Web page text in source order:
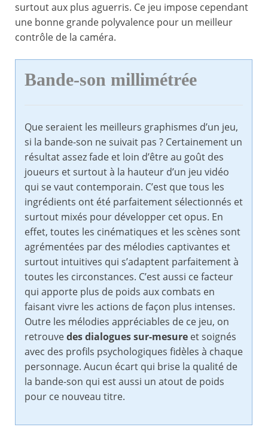
surtout aux plus aguerris. Ce jeu impose cependant
une bonne grande polyvalence pour un meilleur
contrôle de la caméra.
Bande-son millimétrée
Que seraient les meilleurs graphismes d’un jeu,
si la bande-son ne suivait pas ? Certainement un
résultat assez fade et loin d’être au goût des
joueurs et surtout à la hauteur d’un jeu vidéo
qui se vaut contemporain. C’est que tous les
ingrédients ont été parfaitement sélectionnés et
surtout mixés pour développer cet opus. En
effet, toutes les cinématiques et les scènes sont
agrémentées par des mélodies captivantes et
surtout intuitives qui s’adaptent parfaitement à
toutes les circonstances. C’est aussi ce facteur
qui apporte plus de poids aux combats en
faisant vivre les actions de façon plus intenses.
Outre les mélodies appréciables de ce jeu, on
retrouvedes dialogues sur-mesure et soignés
avec des profils psychologiques fidèles à chaque
personnage. Aucun écart qui brise la qualité de
la bande-son qui est aussi un atout de poids
pour ce nouveau titre.